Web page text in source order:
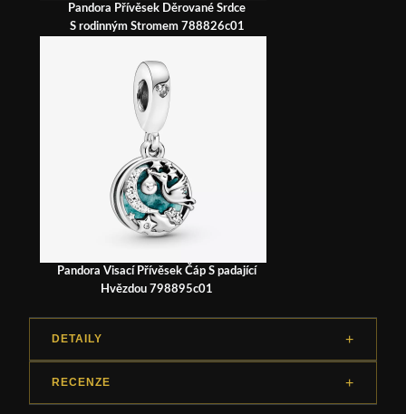
Pandora Přívěsek Děrované Srdce
S rodinným Stromem 788826c01
Pandora Visací Přívěsek Čáp S padající
Hvězdou 798895c01
DETAILY
RECENZE